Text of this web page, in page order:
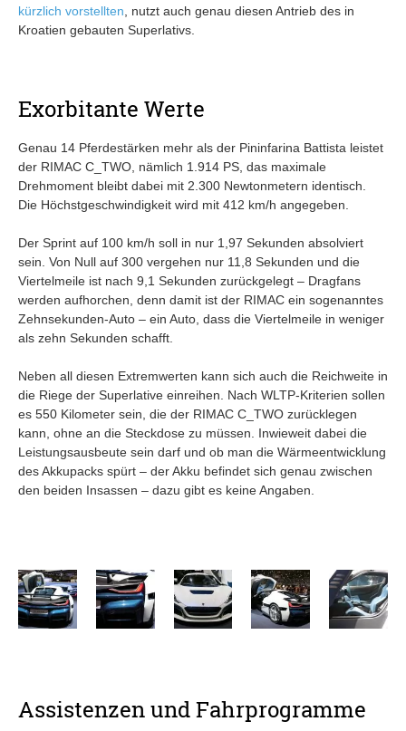
kürzlich vorstellten , nutzt auch genau diesen Antrieb des in
Kroatien gebauten Superlativs.
Exorbitante Werte
Genau 14 Pferdestärken mehr als der Pininfarina Battista leistet
der RIMAC C_TWO, nämlich 1.914 PS, das maximale
Drehmoment bleibt dabei mit 2.300 Newtonmetern identisch.
Die Höchstgeschwindigkeit wird mit 412 km/h angegeben.
Der Sprint auf 100 km/h soll in nur 1,97 Sekunden absolviert
sein. Von Null auf 300 vergehen nur 11,8 Sekunden und die
Viertelmeile ist nach 9,1 Sekunden zurückgelegt – Dragfans
werden aufhorchen, denn damit ist der RIMAC ein sogenanntes
Zehnsekunden-Auto – ein Auto, dass die Viertelmeile in weniger
als zehn Sekunden schafft.
Neben all diesen Extremwerten kann sich auch die Reichweite in
die Riege der Superlative einreihen. Nach WLTP-Kriterien sollen
es 550 Kilometer sein, die der RIMAC C_TWO zurücklegen
kann, ohne an die Steckdose zu müssen. Inwieweit dabei die
Leistungsausbeute sein darf und ob man die Wärmeentwicklung
des Akkupacks spürt – der Akku befindet sich genau zwischen
den beiden Insassen – dazu gibt es keine Angaben.
Assistenzen und Fahrprogramme